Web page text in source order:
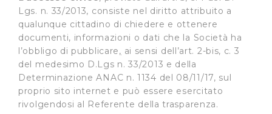
Lgs. n. 33/2013, consiste nel diritto attribuito a
qualunque cittadino di chiedere e ottenere
documenti, informazioni o dati che la Società ha
l’obbligo di pubblicare, ai sensi dell’art. 2-bis, c. 3
del medesimo D.Lgs n. 33/2013 e della
Determinazione ANAC n. 1134 del 08/11/17, sul
proprio sito internet e può essere esercitato
rivolgendosi al Referente della trasparenza.